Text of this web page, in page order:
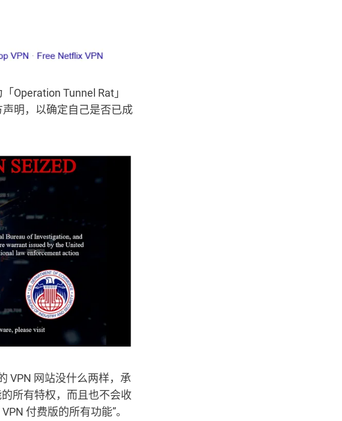
Operation Tunnel Rat」
明，以确定自己是否已成
VPN 网站没什么两样，承
的所有特权，而且也不会收
付费版的所有功能”。